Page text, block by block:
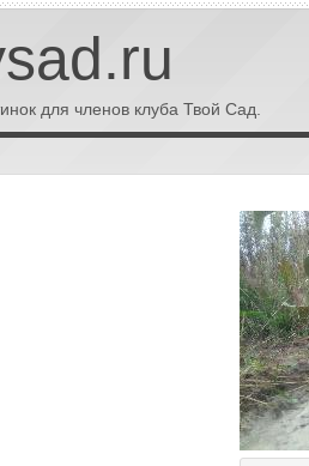
для членов клуба Твой Сад.